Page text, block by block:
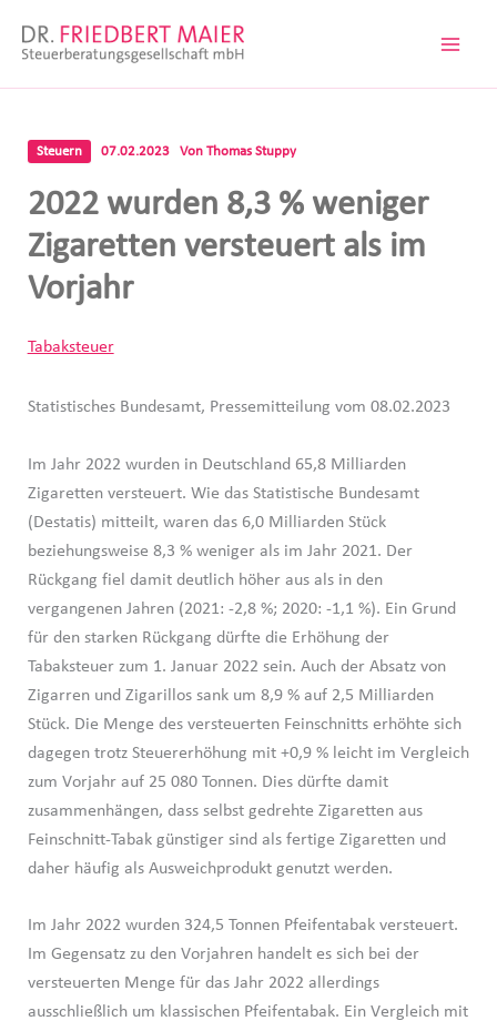
Inhalt
Steuern 07.02.2023 Von Thomas Stuppy
2022 wurden 8,3 % weniger
Zigaretten versteuert als im
Vorjahr
Tabaksteuer
Statistisches Bundesamt, Pressemitteilung vom 08.02.2023
Im Jahr 2022 wurden in Deutschland 65,8 Milliarden
Zigaretten versteuert. Wie das Statistische Bundesamt
(Destatis) mitteilt, waren das 6,0 Milliarden Stück
beziehungsweise 8,3 % weniger als im Jahr 2021. Der
Rückgang fiel damit deutlich höher aus als in den
vergangenen Jahren (2021: -2,8 %; 2020: -1,1 %). Ein Grund
für den starken Rückgang dürfte die Erhöhung der
Tabaksteuer zum 1. Januar 2022 sein. Auch der Absatz von
Zigarren und Zigarillos sank um 8,9 % auf 2,5 Milliarden
Stück. Die Menge des versteuerten Feinschnitts erhöhte sich
dagegen trotz Steuererhöhung mit +0,9 % leicht im Vergleich
zum Vorjahr auf 25 080 Tonnen. Dies dürfte damit
zusammenhängen, dass selbst gedrehte Zigaretten aus
Feinschnitt-Tabak günstiger sind als fertige Zigaretten und
daher häufig als Ausweichprodukt genutzt werden.
Im Jahr 2022 wurden 324,5 Tonnen Pfeifentabak versteuert.
Im Gegensatz zu den Vorjahren handelt es sich bei der
versteuerten Menge für das Jahr 2022 allerdings
ausschließlich um klassischen Pfeifentabak. Ein Vergleich mit